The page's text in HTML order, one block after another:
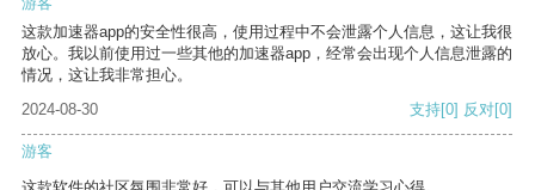
这款加速器app的安全性很高，使用过程中不会泄露个人信息，这让我很
放心。我以前使用过一些其他的加速器app，经常会出现个人信息泄露的
情况，这让我非常担心。
2024-08-30
支持[0] 反对[0]
游客